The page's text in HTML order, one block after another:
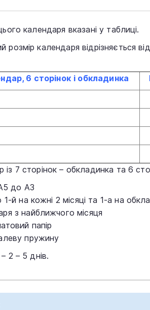
календаря вказані у таблиці.
розмір календаря відрізняється
6 сторінок і обкладинка
7 сторінок – обкладинка та 6
до А3
1-й на кожні 2 місяці та 1-а на
з найближчого місяця
папір
пружину
2 – 5 днів.